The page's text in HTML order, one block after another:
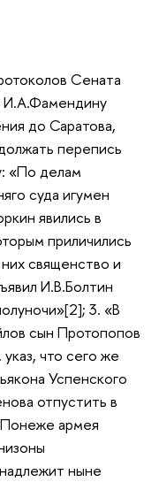
Сената
И.А.Фамендину
до Саратова,
перепись
«По делам
суда игумен
явились в
приличились
священство и
И.В.Болтин
3. «В
сын Протопопов
что сего же
Успенского
отпустить в
армея
ныне